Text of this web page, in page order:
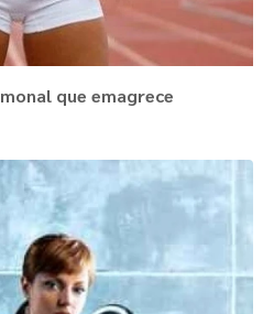
que emagrece